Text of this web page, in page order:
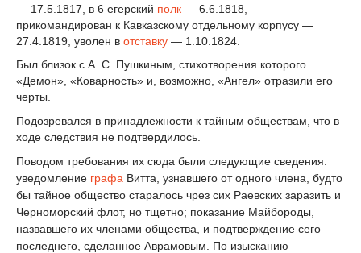
— 17.5.1817, в 6 егерский полк — 6.6.1818,
прикомандирован к Кавказскому отдельному корпусу —
27.4.1819, уволен в отставку — 1.10.1824.
Был близок с А. С. Пушкиным, стихотворения которого
«Демон», «Коварность» и, возможно, «Ангел» отразили его
черты.
Подозревался в принадлежности к тайным обществам, что в
ходе следствия не подтвердилось.
Поводом требования их сюда были следующие сведения:
уведомление графа Витта, узнавшего от одного члена, будто
бы тайное общество старалось чрез сих Раевских заразить и
Черноморский флот, но тщетно; показание Майбороды,
назвавшего их членами общества, и подтверждение сего
последнего, сделанное Аврамовым. По изысканию